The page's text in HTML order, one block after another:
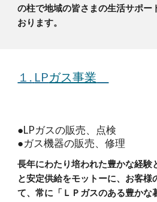
の柱で地域の皆さまの生活サポー
おります。
１. LPガス事業
●LPガスの販売、点検
●ガス機器の販売、修理
長年にわたり培われた豊かな経験
と安定供給をモットーに、お客様
て、常に「ＬＰガスのある豊かな